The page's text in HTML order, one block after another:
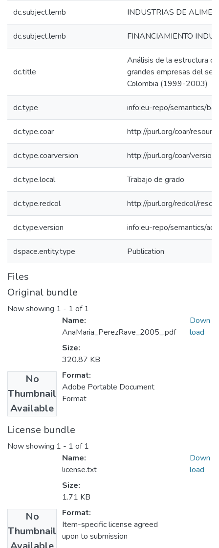
dc.subject.lemb INDUSTRIAS DE
dc.subject.lemb FINANCIAMIENTO
dc.title
Análisis de la estructura
grandes empresas del
Colombia (1999-2003)
dc.type info:eu-repo/semantics/
dc.type.coar http://purl.org/coar/
dc.type.coarversion http://purl.org/coar/
dc.type.local Trabajo de grado
dc.type.redcol http://purl.org/redcol/
dc.type.version info:eu-repo/semantics/
dspace.entity.type Publication
Files
Original bundle
Now showing 1 - 1 of 1
No
Thumbnail
Available
Name:
AnaMaria_PerezRave_2005_.pdf
Size:
320.87 KB
Format:
Adobe Portable Document
Format
Down
load
License bundle
Now showing 1 - 1 of 1
No
Thumbnail
Name:
license.txt
Size:
1.71 KB
Format:
Item-specific license agreed
upon to submission
Down
load